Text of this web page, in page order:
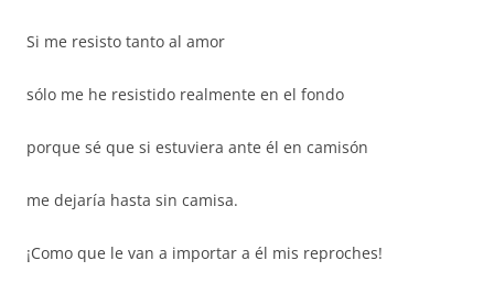
Si me resisto tanto al amor
sólo me he resistido realmente en el fondo
porque sé que si estuviera ante él en camisón
me dejaría hasta sin camisa.
¡Como que le van a importar a él mis reproches!